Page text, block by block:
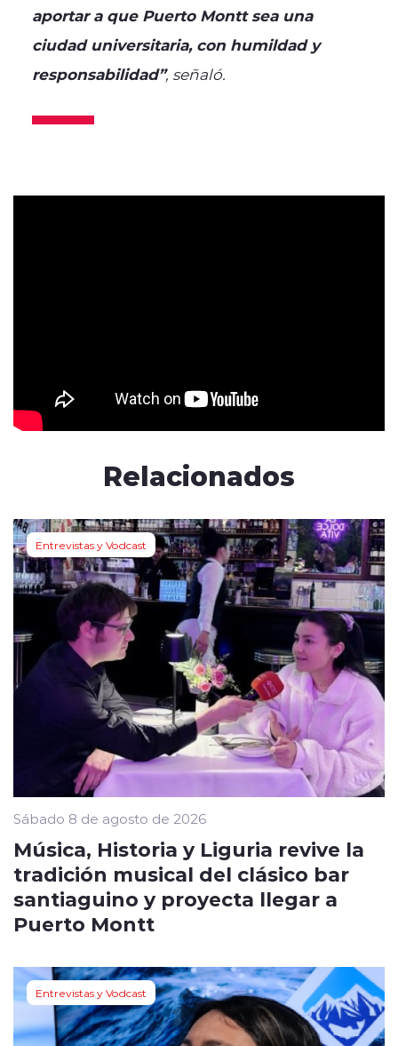
aportar a que Puerto Montt sea una
ciudad universitaria, con humildad y
responsabilidad”, señaló.
Relacionados
Entrevistas y Vodcast
Sábado 8 de agosto de 2026
Música, Historia y Liguria revive la
tradición musical del clásico bar
santiaguino y proyecta llegar a
Puerto Montt
Entrevistas y Vodcast